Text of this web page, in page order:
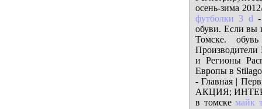
осень-зима
футболки 3 d
обуви. Если вы
Томске.
и Регионы
Европы в
- Главная |
АКЦИЯ;
в томске майк